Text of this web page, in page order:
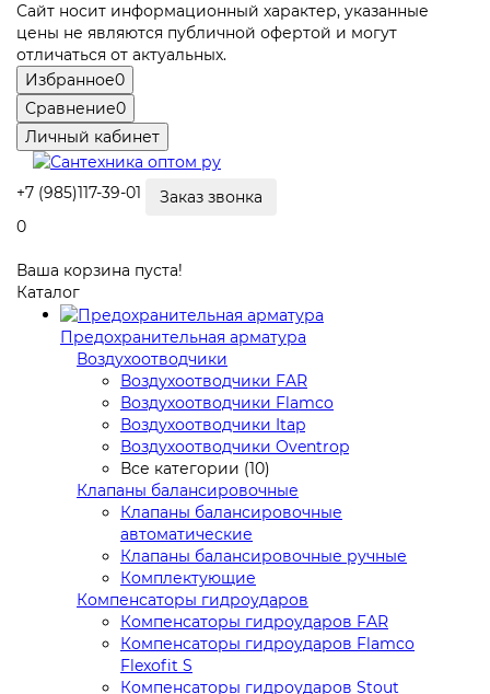
Сайт носит информационный характер, указанные
цены не являются публичной офертой и могут
отличаться от актуальных.
Избранное0
Сравнение0
Личный кабинет
+7 (985)117-39-01
Заказ звонка
0
Ваша корзина пуста!
Каталог
Предохранительная арматура
Воздухоотводчики
Воздухоотводчики FAR
Воздухоотводчики Flamco
Воздухоотводчики Itap
Воздухоотводчики Oventrop
Все категории (10)
Клапаны балансировочные
Клапаны балансировочные
автоматические
Клапаны балансировочные ручные
Комплектующие
Компенсаторы гидроударов
Компенсаторы гидроударов FAR
Компенсаторы гидроударов Flamco
Flexofit S
Компенсаторы гидроударов Stout